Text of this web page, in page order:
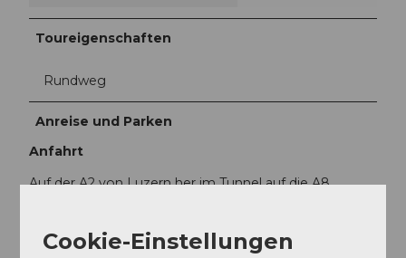
Toureigenschaften
Rundweg
Anreise und Parken
Anfahrt
Auf der A2 von Luzern her im Tunnel auf die A8
Von Interlaken via Brünig auf der A8 bis zur Ausfahrt
Cookie-Einstellungen